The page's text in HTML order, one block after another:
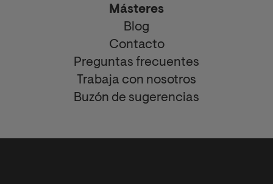
Másteres
Blog
Contacto
Preguntas frecuentes
Trabaja con nosotros
Buzón de sugerencias